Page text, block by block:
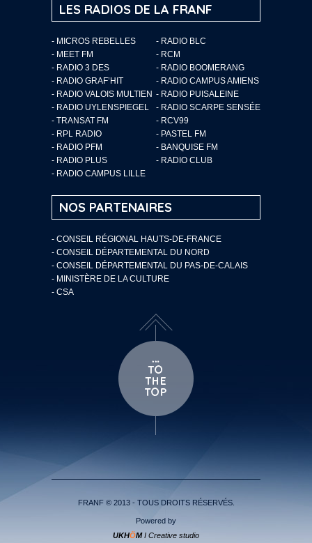
LES RADIOS DE LA FRANF
- MICROS REBELLES
- RADIO BLC
- MEET FM
- RCM
- RADIO 3 DES
- RADIO BOOMERANG
- RADIO GRAF’HIT
- RADIO CAMPUS AMIENS
- RADIO VALOIS MULTIEN - RADIO PUISALEINE
- RADIO UYLENSPIEGEL
- RADIO SCARPE SENSÉE
- TRANSAT FM
- RCV99
- RPL RADIO
- PASTEL FM
- RADIO PFM
- BANQUISE FM
- RADIO PLUS
- RADIO CLUB
- RADIO CAMPUS LILLE
NOS PARTENAIRES
- CONSEIL RÉGIONAL HAUTS-DE-FRANCE
- CONSEIL DÉPARTEMENTAL DU NORD
- CONSEIL DÉPARTEMENTAL DU PAS-DE-CALAIS
- MINISTÈRE DE LA CULTURE
- CSA
FRANF © 2013 - TOUS DROITS RÉSERVÉS.
Powered by
UKHÖMI Creative studio